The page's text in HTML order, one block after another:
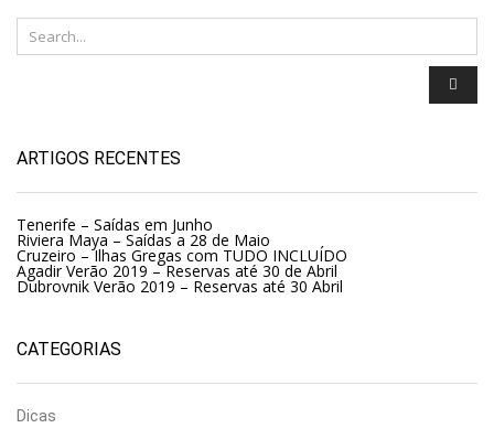
ARTIGOS RECENTES
Tenerife – Saídas em Junho
Riviera Maya – Saídas a 28 de Maio
Cruzeiro – Ilhas Gregas com TUDO INCLUÍDO
Agadir Verão 2019 – Reservas até 30 de Abril
Dubrovnik Verão 2019 – Reservas até 30 Abril
CATEGORIAS
Dicas